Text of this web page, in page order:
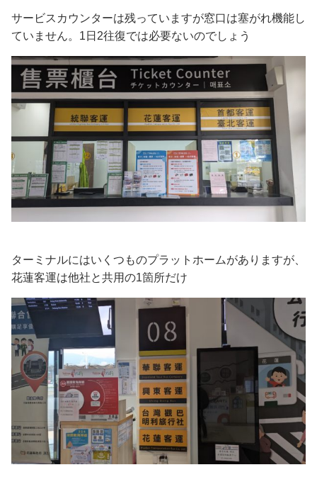
サービスカウンターは残っていますが窓口は塞がれ機能し
ていません。1日2往復では必要ないのでしょう
ターミナルにはいくつものプラットホームがありますが、
花蓮客運は他社と共用の1箇所だけ